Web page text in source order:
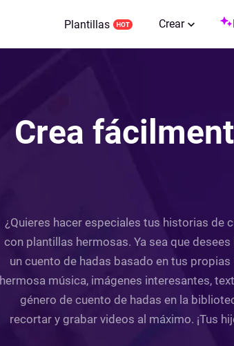
Plantillas Crear
Crea
¿Quieres hacer especiales tus historias de
con plantillas hermosas. Ya sea que
un cuento de hadas basado en tus
hermosa música, imágenes interesantes,
género de cuento de hadas en la
recortar y grabar videos al máximo. ¡Tus